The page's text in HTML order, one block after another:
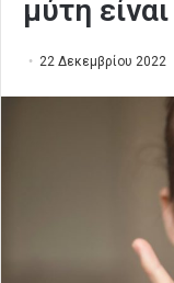
μύτη
22 Δεκεμβρίου 2022